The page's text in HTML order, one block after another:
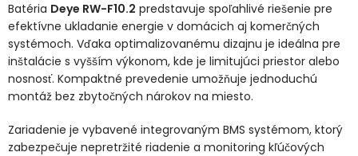
Batéria Deye RW-F10.2 predstavuje spoľahlivé riešenie pre
efektívne ukladanie energie v domácich aj komerčných
systémoch. Vďaka optimalizovanému dizajnu je ideálna pre
inštalácie s vyšším výkonom, kde je limitujúci priestor alebo
nosnosť. Kompaktné prevedenie umožňuje jednoduchú
montáž bez zbytočných nárokov na miesto.
Zariadenie je vybavené integrovaným BMS systémom, ktorý
zabezpečuje nepretržité riadenie a monitoring kľúčových